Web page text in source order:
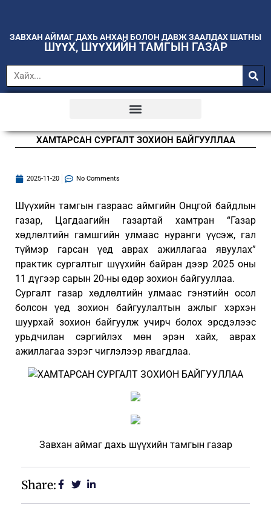
ЗАВХАН АЙМАГ ДАХЬ АНХАН БОЛОН ДАВЖ ЗААЛДАХ ШАТНЫ
ШҮҮХ, ШҮҮХИЙН ТАМГЫН ГАЗАР
ХАМТАРСАН СУРГАЛТ ЗОХИОН БАЙГУУЛЛАА
2025-11-20 No Comments
Шүүхийн тамгын газраас аймгийн Онцгой байдлын
газар, Цагдаагийн газартай хамтран “Газар
хөдлөлтийн гамшгийн улмаас нуранги үүсэж, гал
түймэр гарсан үед аврах ажиллагаа явуулах”
практик сургалтыг шүүхийн байран дээр 2025 оны
11 дүгээр сарын 20-ны өдөр зохион байгууллаа.
Сургалт газар хөдлөлтийн улмаас гэнэтийн осол
болсон үед зохион байгуулалтын ажлыг хэрхэн
шуурхай зохион байгуулж учирч болох эрсдэлээс
урьдчилан сэргийлэх мөн эрэн хайх, аврах
ажиллагаа зэрэг чиглэлээр явагдлаа.
Завхан аймаг дахь шүүхийн тамгын газар
Share: